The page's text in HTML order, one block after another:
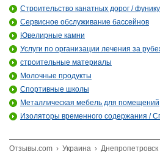
Строительство канатных дорог /
Сервисное обслуживание бассейнов
Ювелирные камни
Услуги по организации лечения за
строительные материалы
Молочные продукты
Спортивные школы
Металлическая мебель для помещений
Изоляторы временного содержания /
Отзывы.com › Украина › Днепропетровск